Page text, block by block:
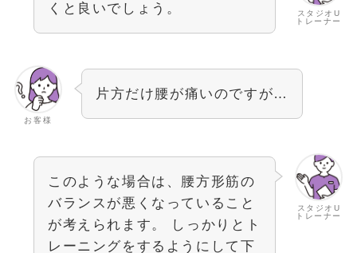
スタジオU
トレーナー
くと良いでしょう。
お客様
片方だけ腰が痛いのですが…
スタジオU
トレーナー
このような場合は、腰方形筋の
バランスが悪くなっていること
が考えられます。 しっかりとト
レーニングをするようにして下